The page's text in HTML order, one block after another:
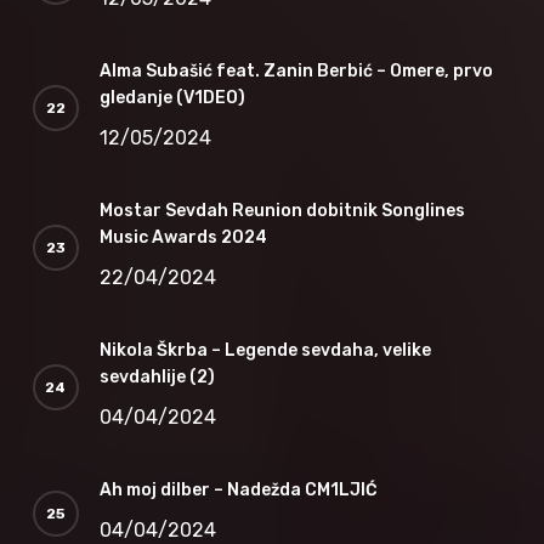
Alma Subašić feat. Zanin Berbić – Omere, prvo
gledanje (V1DEO)
12/05/2024
Mostar Sevdah Reunion dobitnik Songlines
Music Awards 2024
22/04/2024
Nikola Škrba – Legende sevdaha, velike
sevdahlije (2)
04/04/2024
Ah moj dilber – Nadežda CM1LJIĆ
04/04/2024